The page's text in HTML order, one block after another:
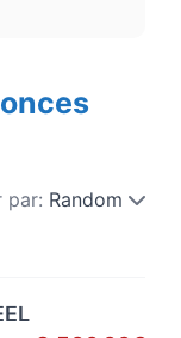
par: Random